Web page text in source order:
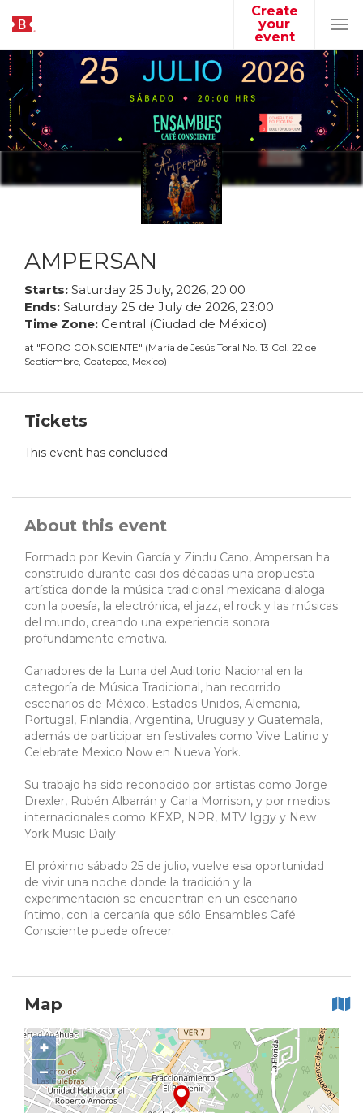
Create
your
event
AMPERSAN
Starts: Saturday 25 July, 2026, 20:00
Ends: Saturday 25 de July de 2026, 23:00
Time Zone: Central (Ciudad de México)
at "FORO CONSCIENTE" (María de Jesús Toral No. 13 Col. 22 de
Septiembre, Coatepec, Mexico)
Tickets
This event has concluded
About this event
Formado por Kevin García y Zindu Cano, Ampersan ha
construido durante casi dos décadas una propuesta
artística donde la música tradicional mexicana dialoga
con la poesía, la electrónica, el jazz, el rock y las músicas
del mundo, creando una experiencia sonora
profundamente emotiva.
Ganadores de la Luna del Auditorio Nacional en la
categoría de Música Tradicional, han recorrido
escenarios de México, Estados Unidos, Alemania,
Portugal, Finlandia, Argentina, Uruguay y Guatemala,
además de participar en festivales como Vive Latino y
Celebrate Mexico Now en Nueva York.
Su trabajo ha sido reconocido por artistas como Jorge
Drexler, Rubén Albarrán y Carla Morrison, y por medios
internacionales como KEXP, NPR, MTV Iggy y New
York Music Daily.
El próximo sábado 25 de julio, vuelve esa oportunidad
de vivir una noche donde la tradición y la
experimentación se encuentran en un escenario
íntimo, con la cercanía que sólo Ensambles Café
Consciente puede ofrecer.
Map
+
−